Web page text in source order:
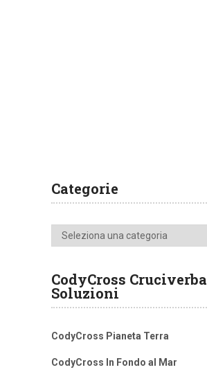
Categorie
Categorie
CodyCross Cruciverba
Soluzioni
CodyCross Pianeta Terra
CodyCross In Fondo al Mar